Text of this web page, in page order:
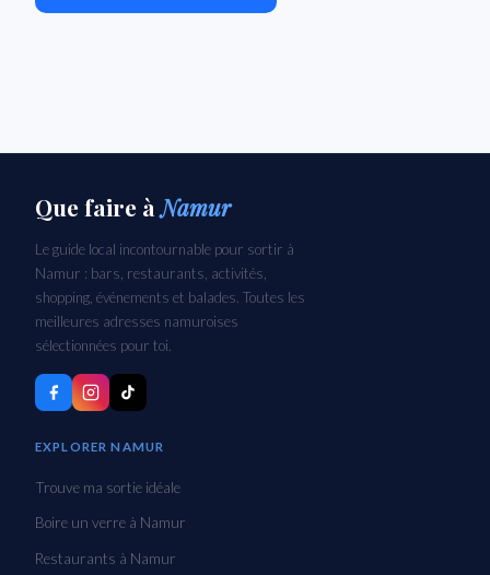
Que faire àNamur
Le guide local incontournable pour sortir à
Namur : bars, restaurants, activités,
shopping, événements et balades. Toutes les
meilleures adresses namuroises
sélectionnées pour toi.
EXPLORER NAMUR
Trouve ma sortie idéale
Boire un verre à Namur
Restaurants à Namur